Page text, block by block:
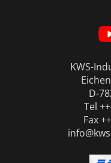
KWS-
D-
Tel
Fax